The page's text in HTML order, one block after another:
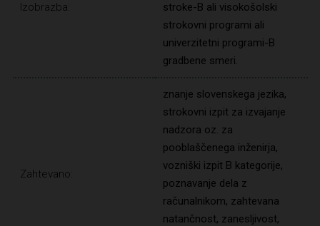
Izobrazba:
stroke-B ali visokošolski
strokovni programi ali
univerzitetni programi-B
gradbene smeri.
Zahtevano:
znanje slovenskega jezika,
strokovni izpit za izvajanje
nadzora oz. za
pooblaščenega inženirja,
vozniški izpit B kategorije,
poznavanje dela z
računalnikom, zahtevana
natančnost, zanesljivost,